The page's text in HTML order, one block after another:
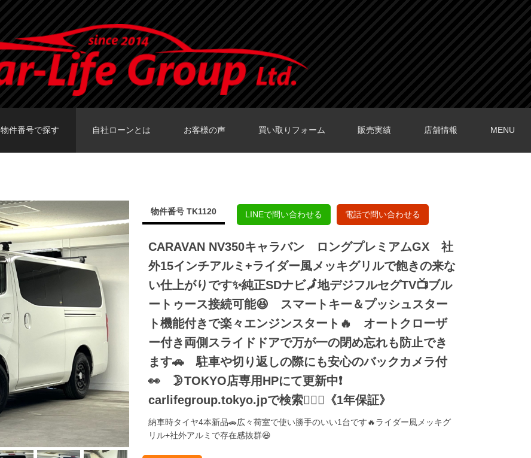
物件番号で探す 自社ローンとは お客様の声 買い取りフォーム 販売実績 店舗情報 MENU
物件番号 TK1120 LINEで問い合わせる 電話で問い合わせる
CARAVAN NV350キャラバン ロングプレミアムGX 社
外15インチアルミ+ライダー風メッキグリルで飽きの来な
い仕上がりです✨純正SDナビ🗾地デジフルセグTV📺ブル
ートゥース接続可能😆 スマートキー＆プッシュスター
ト機能付きで楽々エンジンスタート🔥 オートクローザ
ー付き両側スライドドアで万が一の閉め忘れも防止でき
ます🚗 駐車や切り返しの際にも安心のバックカメラ付
👀 🌛TOKYO店専用HPにて更新中❗
carlifegroup.tokyo.jpで検索🕵️‍♂️🌛《1年保証》
納車時タイヤ4本新品🚗広々荷室で使い勝手のいい1台です🔥ライダー風メッキグ
リル+社外アルミで存在感抜群😆